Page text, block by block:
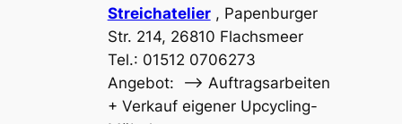
Streichatelier, Papenburger
Str. 214, 26810 Flachsmeer
Tel.: 01512 0706273
Angebot: –> Auftragsarbeiten
+ Verkauf eigener Upcycling-